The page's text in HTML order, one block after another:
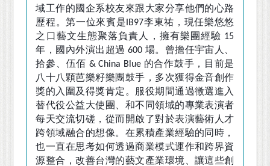
域工作的國企系校友來跟大家分享他們的心路
歷程。第一位來賓是 IB97李東祐，現任樂悠悠
之口藝文生態聚落負責人，擁有樂團經驗 15
年，國內外演出超過 600 場。曾擔任宇宙人、
拾參、伍佰 & China Blue 的合作鼓手，目前是
八十八顆芭樂籽樂團鼓手，多次獲得金音創作
獎的入圍及得獎肯定。服役期間通過徵選進入
替代役公益大使團、和不同領域的專業表演者
每天交流切磋，從而開啟了對於表演藝術人才
跨領域融合的想像。在累積產業經驗的同時，
也一直在思考如何透過商業模式運作和跨界資
源整合，改善台灣的藝文產業環境、讓這些創